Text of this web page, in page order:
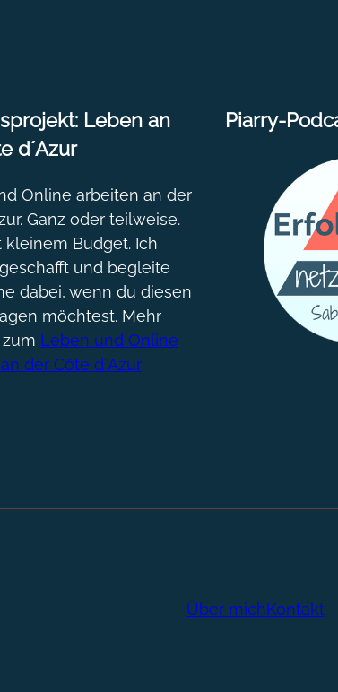
Leben an
d´Azur
Online arbeiten an der
Ganz oder teilweise.
kleinem Budget. Ich
und begleite
dabei, wenn du diesen
möchtest. Mehr
Leben und Online
der Côte d´Azur
Piarry-
Über michKontakt